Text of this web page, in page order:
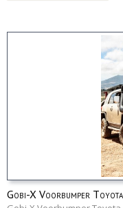
Gobi-X Voorbumper